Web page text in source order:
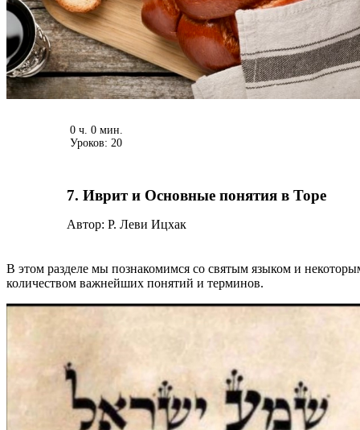
0 ч. 0 мин.
Уроков: 20
7. Иврит и Основные понятия в Торе
Автор: Р. Леви Ицхак
В этом разделе мы познакомимся со святым языком и
количеством важнейших понятий и терминов.